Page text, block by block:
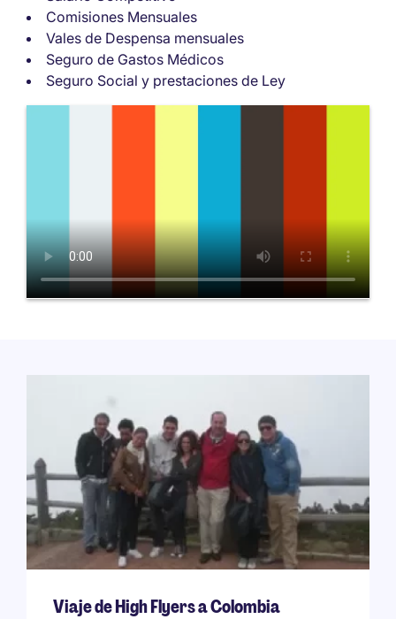
Comisiones Mensuales
Vales de Despensa mensuales
Seguro de Gastos Médicos
Seguro Social y prestaciones de Ley
Viaje de High Flyers a Colombia